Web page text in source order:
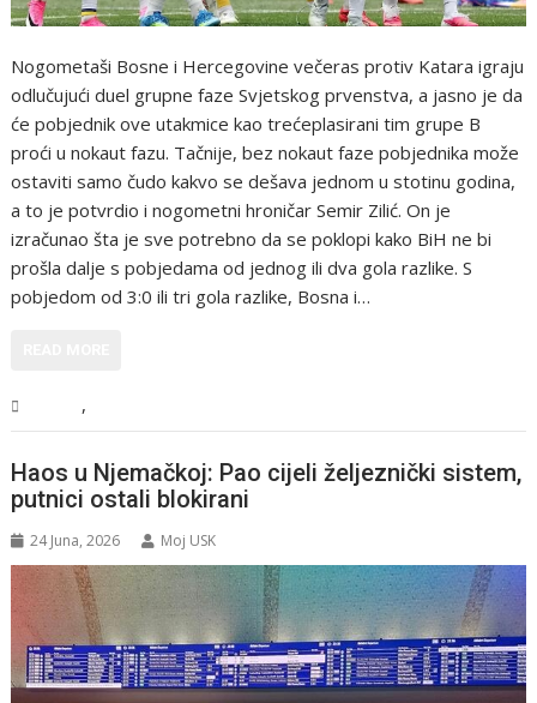
Nogometaši Bosne i Hercegovine večeras protiv Katara igraju
odlučujući duel grupne faze Svjetskog prvenstva, a jasno je da
će pobjednik ove utakmice kao trećeplasirani tim grupe B
proći u nokaut fazu. Tačnije, bez nokaut faze pobjednika može
ostaviti samo čudo kakvo se dešava jednom u stotinu godina,
a to je potvrdio i nogometni hroničar Semir Zilić. On je
izračunao šta je sve potrebno da se poklopi kako BiH ne bi
prošla dalje s pobjedama od jednog ili dva gola razlike. S
pobjedom od 3:0 ili tri gola razlike, Bosna i…
,
Haos u Njemačkoj: Pao cijeli željeznički sistem,
putnici ostali blokirani
24 Juna, 2026 Moj USK